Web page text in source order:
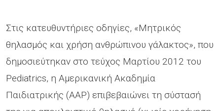
Στις κατευθυντήριες οδηγίες, «Μητρικός
θηλασμός και χρήση ανθρώπινου γάλακτος», που
δημοσιεύτηκαν στο τεύχος Μαρτίου 2012 του
Pediatrics, η Αμερικανική Ακαδημία
Παιδιατρικής (AAP) επιβεβαιώνει τη σύστασή